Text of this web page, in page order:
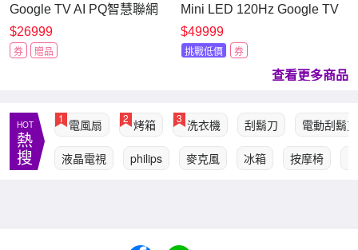
Google TV AI PQ智慧聯網
液晶顯示器 75PUH7251
$26999
券 贈品
Mini LED 120Hz Google TV
智慧顯示器 65PML9109(含
基本安裝)
$49999
挑戰低價 券
查看更多商品
HOT
熱
搜
1 電風扇 2 烤箱 3 洗衣機 刮鬍刀 電動刮鬍刀
液晶電視 philips 麥克風 冰箱 按摩椅